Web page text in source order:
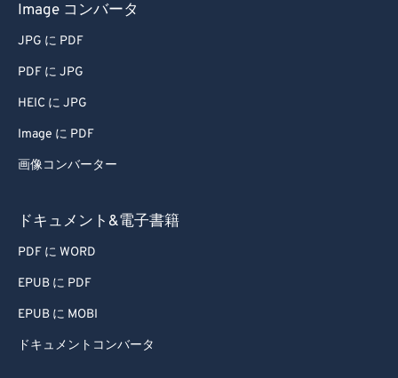
Image コンバータ
JPG に PDF
PDF に JPG
HEIC に JPG
Image に PDF
画像コンバーター
ドキュメント&電子書籍
PDF に WORD
EPUB に PDF
EPUB に MOBI
ドキュメントコンバータ